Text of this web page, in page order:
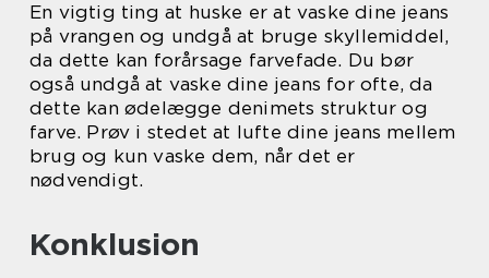
En vigtig ting at huske er at vaske dine jeans
på vrangen og undgå at bruge skyllemiddel,
da dette kan forårsage farvefade. Du bør
også undgå at vaske dine jeans for ofte, da
dette kan ødelægge denimets struktur og
farve. Prøv i stedet at lufte dine jeans mellem
brug og kun vaske dem, når det er
nødvendigt.
Konklusion